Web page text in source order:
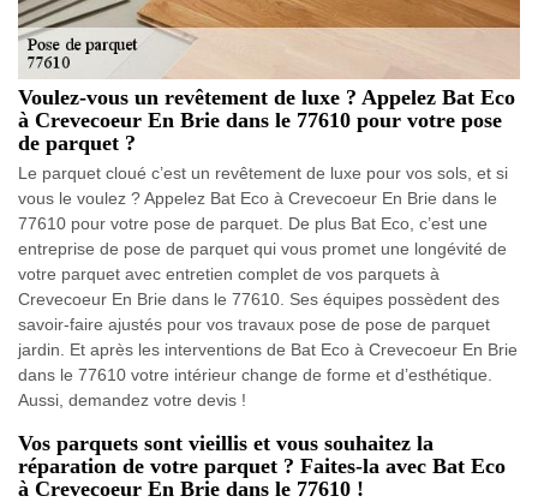
Voulez-vous un revêtement de luxe ? Appelez Bat Eco
à Crevecoeur En Brie dans le 77610 pour votre pose
de parquet ?
Le parquet cloué c’est un revêtement de luxe pour vos sols, et si
vous le voulez ? Appelez Bat Eco à Crevecoeur En Brie dans le
77610 pour votre pose de parquet. De plus Bat Eco, c’est une
entreprise de pose de parquet qui vous promet une longévité de
votre parquet avec entretien complet de vos parquets à
Crevecoeur En Brie dans le 77610. Ses équipes possèdent des
savoir-faire ajustés pour vos travaux pose de pose de parquet
jardin. Et après les interventions de Bat Eco à Crevecoeur En Brie
dans le 77610 votre intérieur change de forme et d’esthétique.
Aussi, demandez votre devis !
Vos parquets sont vieillis et vous souhaitez la
réparation de votre parquet ? Faites-la avec Bat Eco
à Crevecoeur En Brie dans le 77610 !